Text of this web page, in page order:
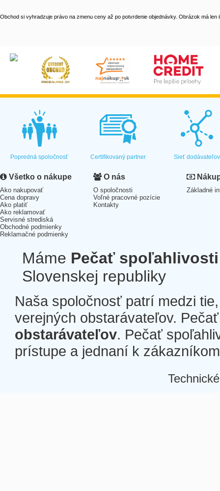
Obchod si vyhradzuje právo na zmenu ceny až po potvrdenie objednávky. Obrázok má len
Popredná spoločnosť Certifikovaný partner Sieť dodávateľov
Všetko o nákupe
Ako nakupovať
Cena dopravy
Ako platiť
Ako reklamovať
Servisné strediská
Obchodné podmienky
Reklamačné podmienky
O nás
O spoločnosti
Voľné pracovné pozície
Kontakty
Základné
Máme Pečať spoľahlivosti
Slovenskej republiky
Naša spoločnosť patrí medzi
verejných obstarávateľov.
obstarávateľov. Pečať
prístupe a jednaní k